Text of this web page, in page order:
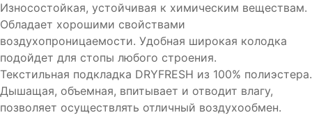
Износостойкая, устойчивая к химическим веществам.
Обладает хорошими свойствами
воздухопроницаемости. Удобная широкая колодка
подойдет для стопы любого строения.
Текстильная подкладка DRYFRESH из 100% полиэстера.
Дышащая, объемная, впитывает и отводит влагу,
позволяет осуществлять отличный воздухообмен.